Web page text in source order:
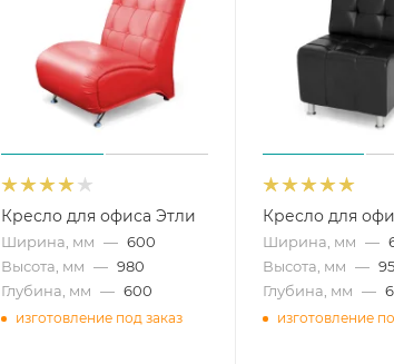
Кресло для офиса Этли
Ширина, мм — 600
Высота, мм — 980
Глубина, мм — 600
изготовление под заказ
Кресло для
Ширина, мм —
Высота, мм —
Глубина, мм —
изготовление